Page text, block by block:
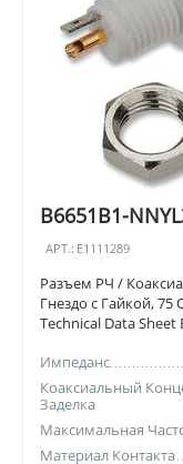
B6651B1-
АРТ.: E1111289
Разъем РЧ /
Гнездо с Гайкой,
Technical Data Sheet
Импеданс
Коаксиальный
Заделка
Максимальная
Материал Контакта